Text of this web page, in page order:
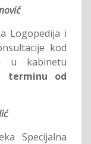
Logopedija i
kod
u kabinetu
terminu od
Specijalna